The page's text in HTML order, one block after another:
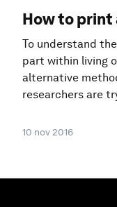
How to print
To understand
part within living
alternative
researchers are
10 nov 2016